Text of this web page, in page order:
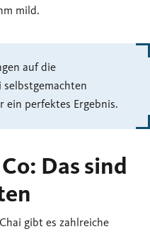
mild.
auf die
perfektes Ergebnis.
Das sind
gibt es zahlreiche